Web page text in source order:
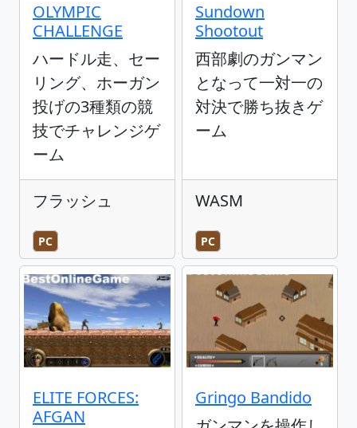
OLYMPIC
CHALLENGE
ハードル走、セー
リング、ホーガン
投げの3種類の競
技でチャレンジゲ
ーム
フラッシュ
PC
Sundown
Shootout
西部劇のガンマン
となって一対一の
対決で勝ち抜きゲ
ーム
WASM
PC
ELITE FORCES:
AFGAN
Gringo Bandido